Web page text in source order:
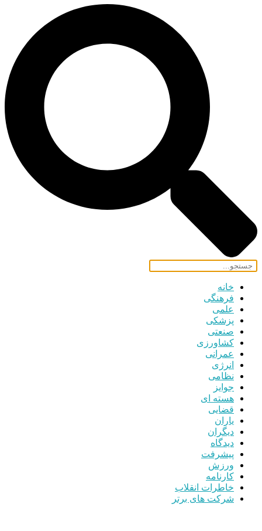
خانه
فرهنگی
علمی
پزشکی
صنعتی
کشاورزی
عمرانی
انرژی
نظامی
جوایز
هسته ای
قضایی
یاران
دیگران
دیدگاه
پیشرفت
ورزش
کارنامه
خاطرات انقلاب
شرکت های برتر